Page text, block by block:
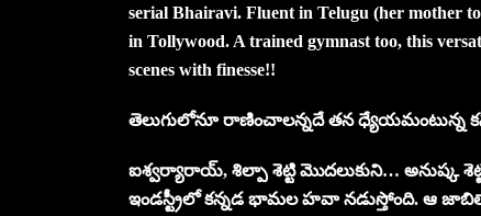
serial Bhairavi. Fluent in Telugu (her mother
in Tollywood. A trained gymnast too, this
scenes with finesse!!
తెలుగులోనూ రాణించాలన్నదేతన ధ్యేయమంటున్న
ఐశ్వర్యారాయ్, శిల్పా శెట్టి మొదలుకుని… అనుష్క
ఇండస్ట్రీలో కన్నడ భామల హవా నడుస్తోంది. ఆ